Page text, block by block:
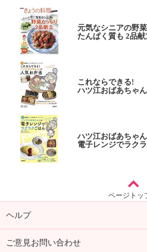
元気なシニアの野
たんぱく質も 2品献
これならできる!
ハツ江おばあちゃ
ハツ江おばあちゃ
電子レンジでラク
ページトッ
ヘルプ
ご意見お問い合わせ